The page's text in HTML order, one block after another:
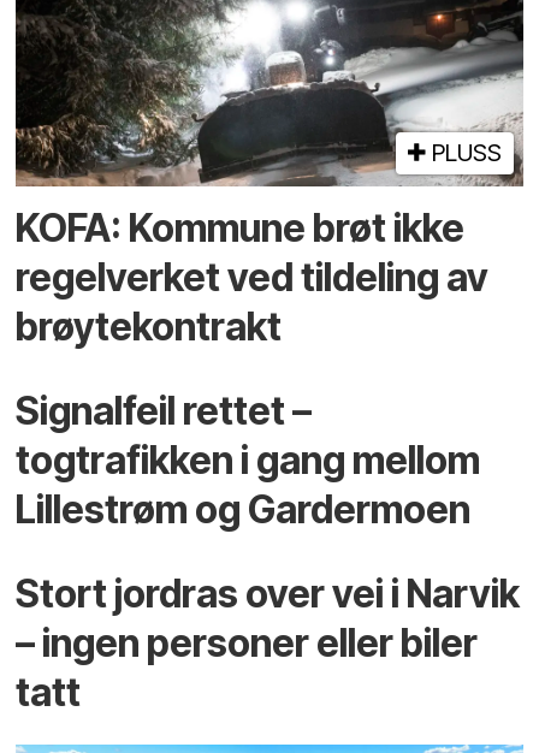
PLUSS
KOFA: Kommune brøt ikke
regelverket ved tildeling av
brøytekontrakt
Signalfeil rettet –
togtrafikken i gang mellom
Lillestrøm og Gardermoen
Stort jordras over vei i Narvik
– ingen personer eller biler
tatt